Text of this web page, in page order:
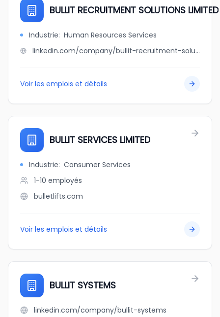
BULLIT RECRUITMENT SOLUTIONS LIMITED
Industrie: Human Resources Services
linkedin.com/company/bullit-recruitment-solutions-limited
Voir les emplois et détails
BULLIT SERVICES LIMITED
Industrie: Consumer Services
1-10 employés
bulletlifts.com
Voir les emplois et détails
BULLIT SYSTEMS
linkedin.com/company/bullit-systems